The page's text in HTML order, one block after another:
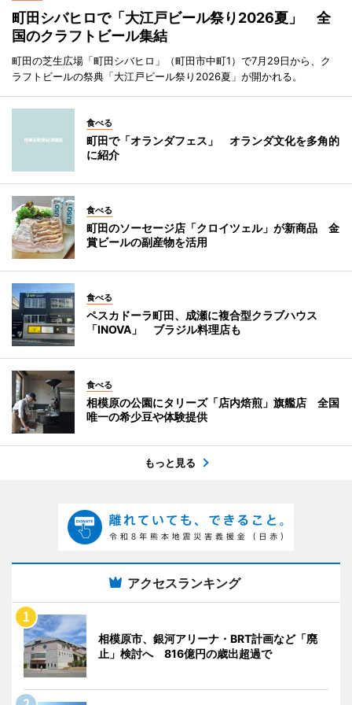
町田シバヒロで「大江戸ビール祭り2026夏」 全
国のクラフトビール集結
町田の芝生広場「町田シバヒロ」（町田市中町1）で7月29日から、ク
ラフトビールの祭典「大江戸ビール祭り2026夏」が開かれる。
食べる
町田で「オランダフェス」 オランダ文化を多角的
に紹介
食べる
町田のソーセージ店「クロイツェル」が新商品 金
賞ビールの副産物を活用
食べる
ペスカドーラ町田、成瀬に複合型クラブハウス
「INOVA」 ブラジル料理店も
食べる
相模原の公園にタリーズ「店内焙煎」旗艦店 全国
唯一の希少豆や体験提供
もっと見る
アクセスランキング
相模原市、銀河アリーナ・BRT計画など「廃
止」検討へ 816億円の歳出超過で